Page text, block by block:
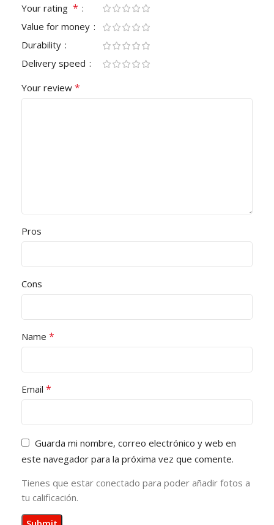
Your rating *
Value for money
Durability
Delivery speed
Your review *
Pros
Cons
Name *
Email *
Guarda mi nombre, correo electrónico y web en
este navegador para la próxima vez que comente.
Tienes que estar conectado para poder añadir fotos a
tu calificación.